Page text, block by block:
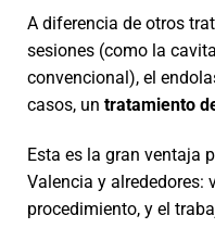
A diferencia de otros
sesiones (como la
convencional), el
casos, un tratamiento
Esta es la gran ventaja
Valencia y alrededores:
procedimiento, y el